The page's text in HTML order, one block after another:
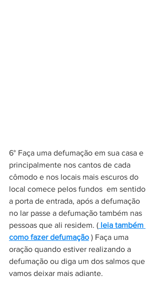
6° Faça uma defumação em sua casa e
principalmente nos cantos de cada
cômodo e nos locais mais escuros do
local comece pelos fundos  em sentido
a porta de entrada, após a defumação
no lar passe a defumação também nas
pessoas que ali residem. ( leia também
como fazer defumação ) Faça uma
oração quando estiver realizando a
defumação ou diga um dos salmos que
vamos deixar mais adiante.